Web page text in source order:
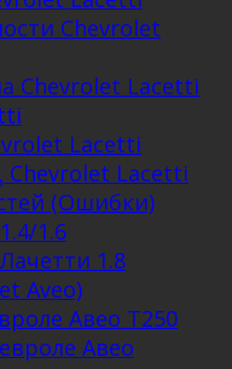
Chevrolet
Chevrolet Lacetti
Lacetti
Chevrolet Lacetti
(Ошибки)
1.6
1.8
Aveo)
Авео Т250
Авео